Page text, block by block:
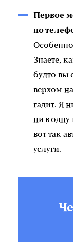
Первое
по
Знаете,
будто вы
верхом
гадит. Я
ни в
вот так
услуги.